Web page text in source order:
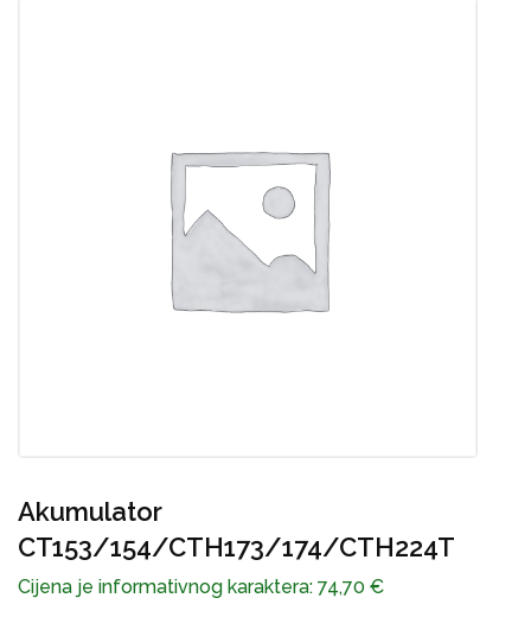
Akumulator – LC48VE
Cijena je informativnog karaktera: 89,39